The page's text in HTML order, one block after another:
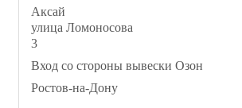
Аксай
улица Ломоносова
3
Вход со стороны вывески Озон
Ростов-на-Дону